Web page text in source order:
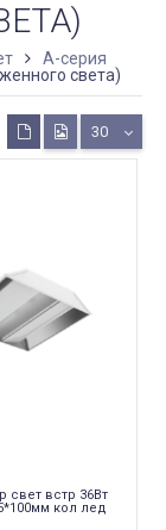
A-серия
света)
30
свет встр 36Вт
кол лед